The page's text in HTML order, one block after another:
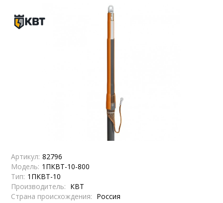
Артикул: 82796
Модель: 1ПКВТ-10-800
Тип: 1ПКВТ-10
Производитель: КВТ
Страна происхождения: Россия